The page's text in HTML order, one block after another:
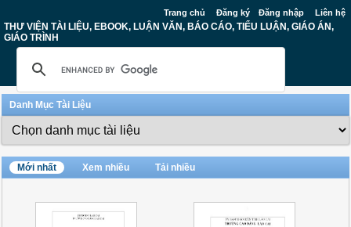
Trang chủ Đăng ký Đăng nhập Liên hệ
THƯ VIỆN TÀI LIỆU, EBOOK, LUẬN VĂN, BÁO CÁO, TIỂU LUẬN, GIÁO ÁN,
GIÁO TRÌNH
Danh Mục Tài Liệu
Mới nhất Xem nhiều Tải nhiều